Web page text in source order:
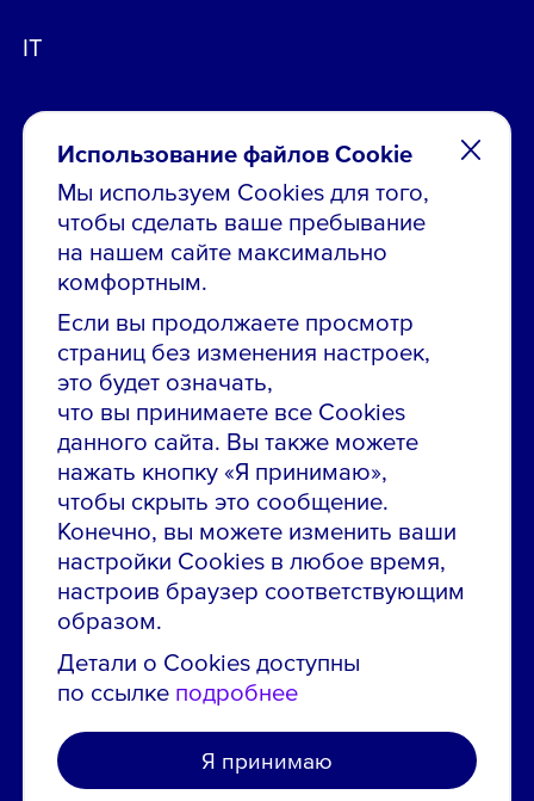
Использование файлов Cookie
Мы используем Cookies для того,
чтобы сделать ваше пребывание
на нашем сайте максимально
комфортным.
Если вы продолжаете просмотр
страниц без изменения настроек,
это будет означать,
что вы принимаете все Cookies
данного сайта. Вы также можете
нажать кнопку «Я принимаю»,
чтобы скрыть это сообщение.
Конечно, вы можете изменить ваши
настройки Cookies в любое время,
настроив браузер соответствующим
образом.
Детали о Cookies доступны
по ссылке подробнее
Я принимаю
Остались вопросы по вакансиям?
Звони в контакт-центр:
8 800 700-19-43
IT
Сообщить об ошибке на сайте
ПАО «ГМК «Норильский никель»
Использование материалов сайта
без согласования запрещено.
Российская Федерация, 123112, г. Москва, 1-й
Красногвардейский проезд., д. 15
Политика конфиденциальности
Политика использования файлов cookie
Пользовательское соглашение об использовании
сайта
Создано в агентстве